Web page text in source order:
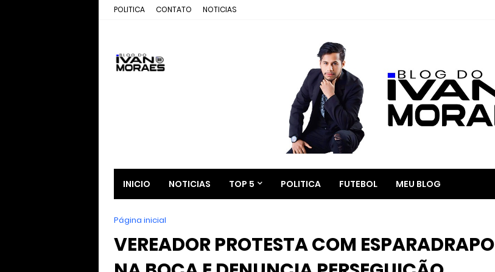
POLITICA CONTATO NOTICIAS
INICIO NOTICIAS TOP 5 POLITICA FUTEBOL MEU BLOG
Página inicial
VEREADOR PROTESTA COM ESPARADRAPO